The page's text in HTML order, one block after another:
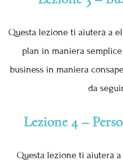
Questa lezione ti aiuterà a
plan in maniera
business in maniera
da
Lezione 4 –
Questa lezione ti aiuterà